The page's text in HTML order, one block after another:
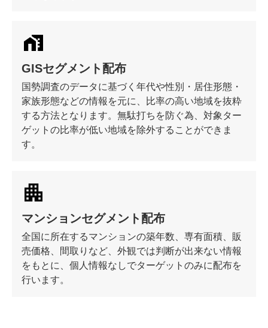
GISセグメント配布
国勢調査のデータに基づく年代や性別・居住形態・
家族形態などの情報を元に、比率の高い地域を抜粋
する方法となります。無駄打ちを防ぐ為、対象ター
ゲットの比率が低い地域を除外することができま
す。
マンションセグメント配布
全国に所在するマンションの築年数、専有面積、販
売価格、間取りなど、外観では判断が出来ない情報
をもとに、個人情報なしでターゲットのみに配布を
行います。